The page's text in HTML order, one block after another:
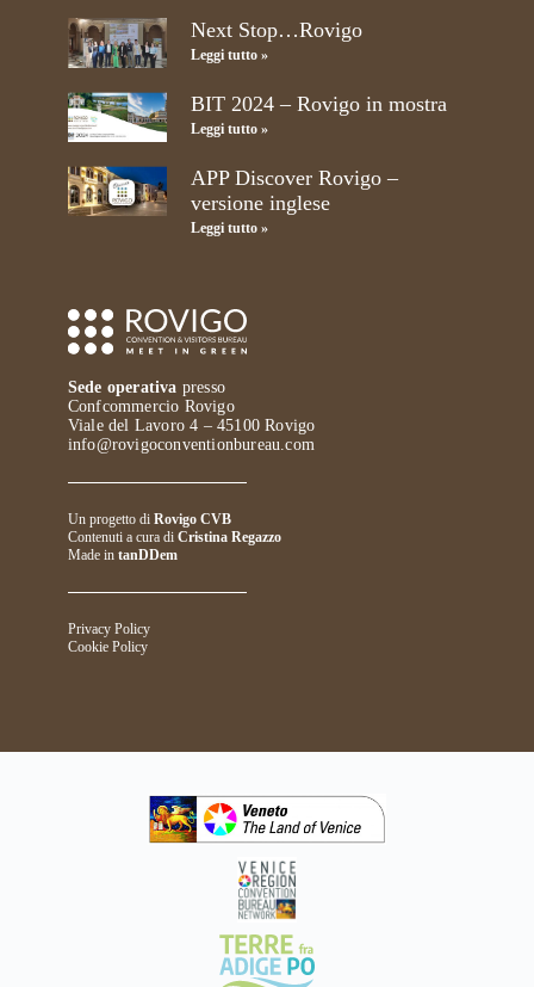
Sede operativa presso
Confcommercio Rovigo
Viale del Lavoro 4 – 45100 Rovigo
info@rovigoconventionbureau.com
Un progetto di Rovigo CVB
Contenuti a cura di Cristina Regazzo
Made in tanDDem
Privacy Policy
Cookie Policy
Next Stop…Rovigo
Leggi tutto »
BIT 2024 – Rovigo in mostra
Leggi tutto »
APP Discover Rovigo –
versione inglese
Leggi tutto »